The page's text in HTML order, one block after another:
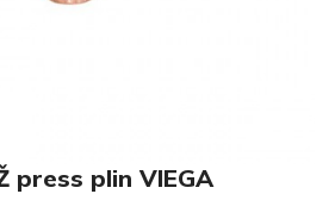
press plin VIEGA